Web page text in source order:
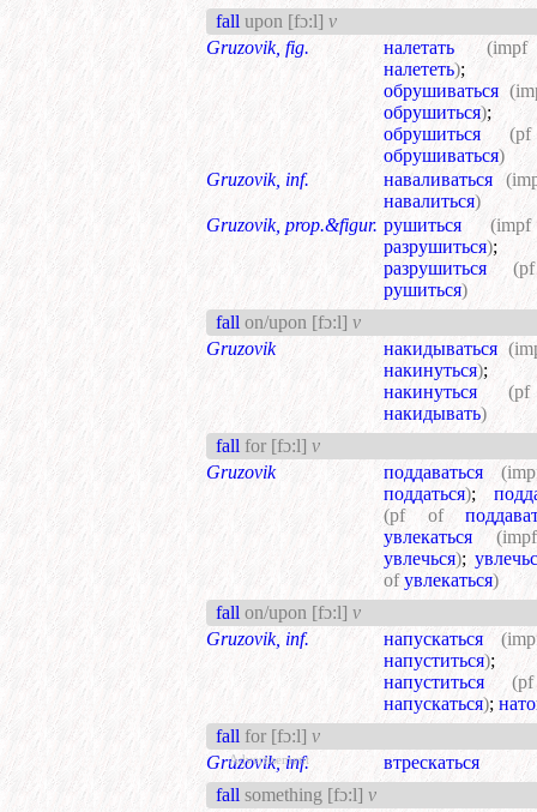
fallupon [fɔ:l] v
Gruzovik, fig.
налетать
налететь);
обрушиваться
обрушиться);
обрушиться
обрушиваться)
Gruzovik, inf.
наваливаться
навалиться)
Gruzovik, prop.&figur. рушиться
разрушиться);
разрушиться
рушиться)
fallon/upon [fɔ:l] v
Gruzovik
накидываться
накинуться);
накинуться
накидывать)
fall for [fɔ:l] v
Gruzovik
поддаваться
поддаться);
(pf of
увлекаться
увлечься);
ofувлекаться)
fallon/upon [fɔ:l] v
Gruzovik, inf.
напускаться
напуститься);
напуститься
напускаться);
fall for [fɔ:l] v
Gruzovik, inf.
втрескаться
fallsomething [fɔ:l] v
Advertisement